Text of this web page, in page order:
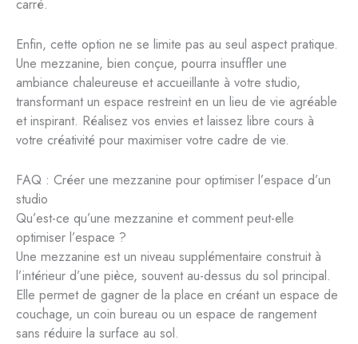
carré.
Enfin, cette option ne se limite pas au seul aspect pratique.
Une mezzanine, bien conçue, pourra insuffler une
ambiance chaleureuse et accueillante à votre studio,
transformant un espace restreint en un lieu de vie agréable
et inspirant. Réalisez vos envies et laissez libre cours à
votre créativité pour maximiser votre cadre de vie.
FAQ : Créer une mezzanine pour optimiser l’espace d’un
studio
Qu’est-ce qu’une mezzanine et comment peut-elle
optimiser l’espace ?
Une mezzanine est un niveau supplémentaire construit à
l’intérieur d’une pièce, souvent au-dessus du sol principal.
Elle permet de gagner de la place en créant un espace de
couchage, un coin bureau ou un espace de rangement
sans réduire la surface au sol.